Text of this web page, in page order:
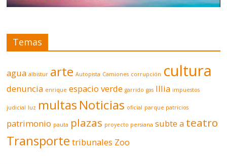
Temas
agua albistur arte Autopista Camiones corrupción cultura
denuncia enrique espacio verde garrido gas Illia impuestos
judicial luz multas Noticias oficial parque patricios
patrimonio pauta plazas proyecto persiana subte a teatro
Transporte tribunales Zoo